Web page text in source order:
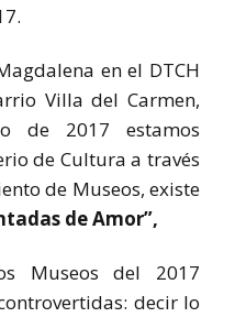
en el DTCH
Villa del Carmen,
de 2017 estamos
de Cultura a través
de Museos, existe
de Amor”,
Museos del 2017
decir lo